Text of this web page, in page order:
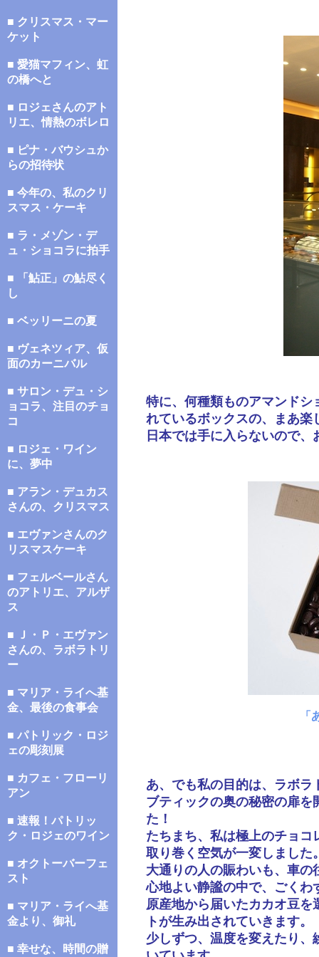
■ クリスマス・マー
ケット
■ 愛猫マフィン、虹
の橋へと
■ ロジェさんのアト
リエ、情熱のボレロ
■ ピナ・バウシュか
らの招待状
■ 今年の、私のクリ
スマス・ケーキ
■ ラ・メゾン・デ
ュ・ショコラに拍手
■ 「鮎正」の鮎尽く
し
■ ベッリーニの夏
■ ヴェネツィア、仮
面のカーニバル
■ サロン・デュ・シ
ョコラ、注目のチョ
コ
■ ロジェ・ワイン
に、夢中
■ アラン・デュカス
さんの、クリスマス
■ エヴァンさんのク
リスマスケーキ
■ フェルベールさん
のアトリエ、アルザ
ス
■ Ｊ・Ｐ・エヴァン
さんの、ラボラトリ
ー
■ マリア・ライへ基
金、最後の食事会
■ パトリック・ロジ
ェの彫刻展
■ カフェ・フローリ
アン
■ 速報！パトリッ
ク・ロジェのワイン
■ オクトーバーフェ
スト
■ マリア・ライへ基
金より、御礼
■ 幸せな、時間の贈
特に、何種類ものアマンドシ
れているボックスの、まあ楽
日本では手に入らないので
「
あ、でも私の目的は、ラボラ
ブティックの奥の秘密の扉
た！
たちまち、私は極上のチョ
取り巻く空気が一変しました
大通りの人の賑わいも、車
心地よい静謐の中で、ごくわ
原産地から届いたカカオ豆
トが生み出されていきます。
少しずつ、温度を変えたり